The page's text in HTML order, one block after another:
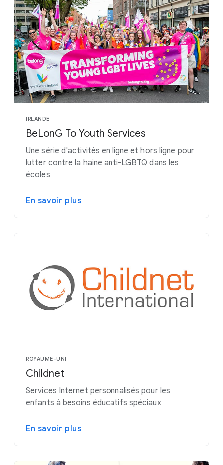
IRLANDE
BeLonG To Youth Services
Une série d'activités en ligne et hors ligne pour
lutter contre la haine anti-LGBTQ dans les
écoles
En savoir plus
ROYAUME-UNI
Childnet
Services Internet personnalisés pour les
enfants à besoins éducatifs spéciaux
En savoir plus